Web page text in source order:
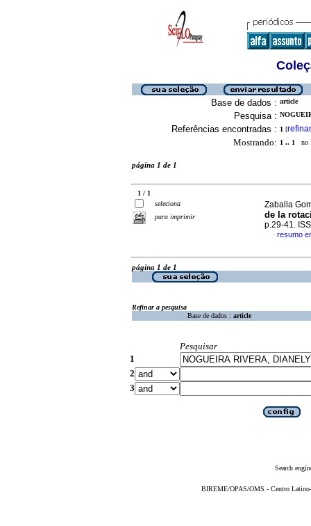
Base de dados : article
Pesquisa :
Referências encontradas : 1 [refinar
Mostrando: 1 .. 1 no
página 1 de 1
1 / 1
seleciona
para imprimir
Zaballa
de la
p.29-41.
· resumo
página 1 de 1
Refinar a pesquisa
Base de dados : article
Pesquisar
1
2
3
Search
BIREME/OPAS/OMS - Centro Latino-